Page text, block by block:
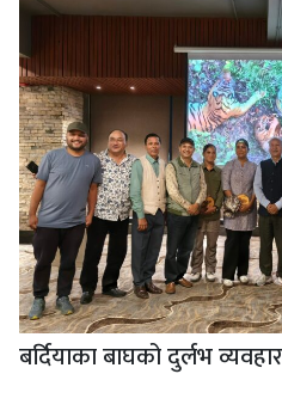
बर्दियाका बाघको दुर्लभ